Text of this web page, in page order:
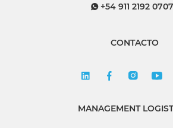
+54 911 2192 0707
CONTACTO
MANAGEMENT